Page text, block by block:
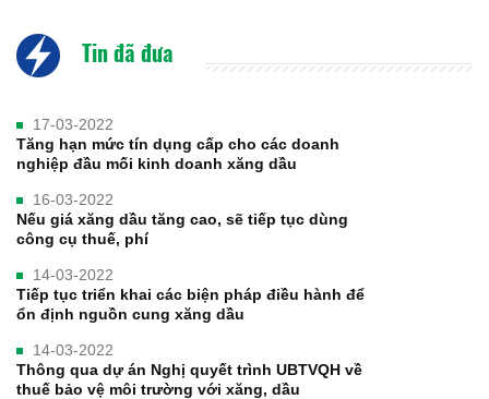
Tin đã đưa
17-03-2022
Tăng hạn mức tín dụng cấp cho các doanh
nghiệp đầu mối kinh doanh xăng dầu
16-03-2022
Nếu giá xăng dầu tăng cao, sẽ tiếp tục dùng
công cụ thuế, phí
14-03-2022
Tiếp tục triển khai các biện pháp điều hành để
ổn định nguồn cung xăng dầu
14-03-2022
Thông qua dự án Nghị quyết trình UBTVQH về
thuế bảo vệ môi trường với xăng, dầu